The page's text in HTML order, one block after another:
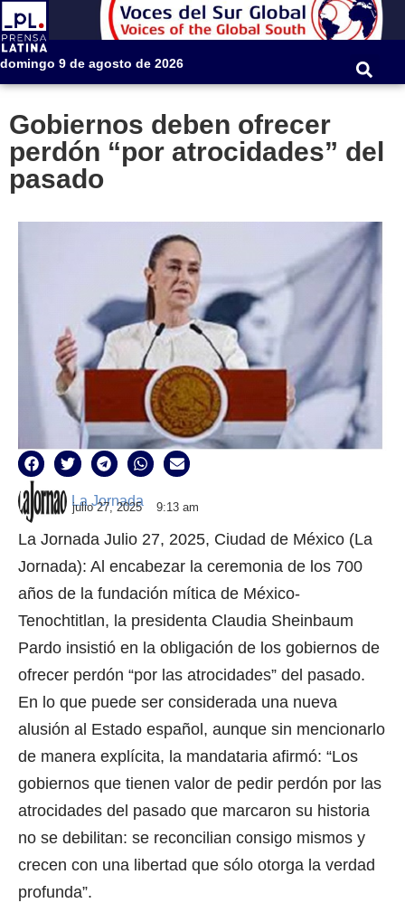
domingo 9 de agosto de 2026
Gobiernos deben ofrecer
perdón “por atrocidades” del
pasado
La Jornada
julio 27, 2025 9:13 am
La Jornada Julio 27, 2025, Ciudad de México (La
Jornada): Al encabezar la ceremonia de los 700
años de la fundación mítica de México-
Tenochtitlan, la presidenta Claudia Sheinbaum
Pardo insistió en la obligación de los gobiernos de
ofrecer perdón “por las atrocidades” del pasado.
En lo que puede ser considerada una nueva
alusión al Estado español, aunque sin mencionarlo
de manera explícita, la mandataria afirmó: “Los
gobiernos que tienen valor de pedir perdón por las
atrocidades del pasado que marcaron su historia
no se debilitan: se reconcilian consigo mismos y
crecen con una libertad que sólo otorga la verdad
profunda”.